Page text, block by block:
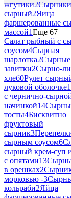
жгутики2Сырники
сырный2Яица
фаршерованные
массой1Еще 67
Салат рыбный с
соусом4Сырная
шарлотка2Сырные
завитки2Сырно-
хлеб0Рулет
луковой оболочке
с чернично-
начинкой14
тосты4Бисквитно
фруктовый
сырник3
сырным соусом6
сырный крем-суп
с опятами13
в орешках2
морковью -3
кольраби2Яйца